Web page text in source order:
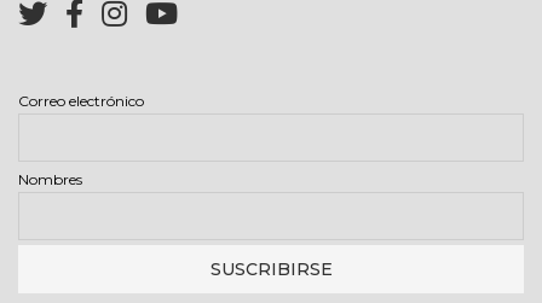
Correo electrónico
Nombres